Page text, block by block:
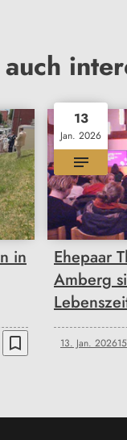
in
bookmark_border
13
Jan. 2026
Ehepaar
Amberg
13. Jan. 2026